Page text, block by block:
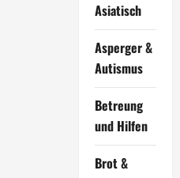
Asiatisch
Asperger &
Autismus
Betreung
und Hilfen
Brot &